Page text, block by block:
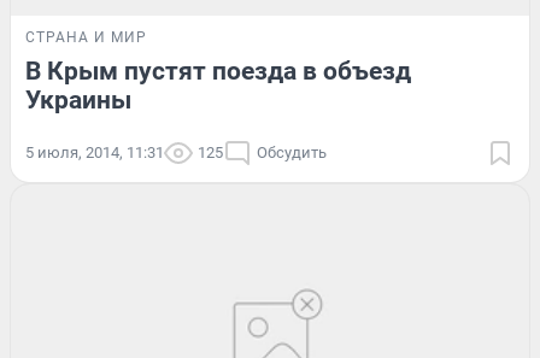
СТРАНА И МИР
В Крым пустят поезда в объезд
Украины
5 июля, 2014, 11:31 125 Обсудить